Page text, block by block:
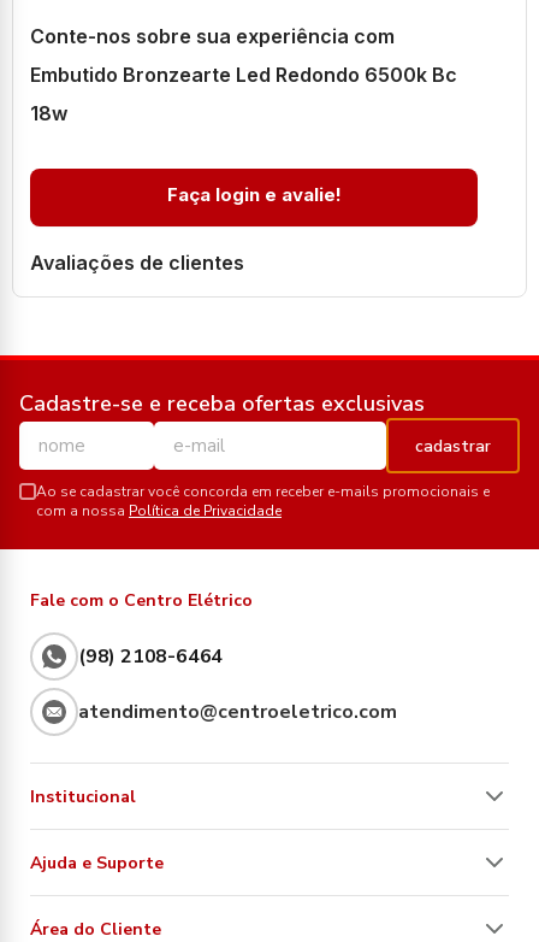
Conte-nos sobre sua experiência com
Embutido Bronzearte Led Redondo 6500k Bc
18w
Faça login e avalie!
Avaliações de clientes
Cadastre-se e receba ofertas exclusivas
cadastrar
Ao se cadastrar você concorda em receber e-mails promocionais e
com a nossa Política de Privacidade
Fale com o Centro Elétrico
(98) 2108-6464
atendimento@centroeletrico.com
Institucional
Ajuda e Suporte
Área do Cliente